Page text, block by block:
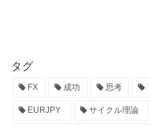
タグ
FX 成功 思考
EURJPY サイクル理論